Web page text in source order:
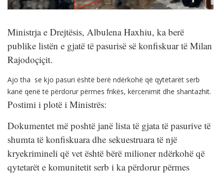
Ministrja e Drejtësis, Albulena Haxhiu, ka berë
publike listën e gjatë të pasurisë së konfiskuar të Milan
Rajodoçiçit.
Ajo tha se kjo pasuri është berë ndërkohë që qytetarët serb
kanë qenë të përdorur përmes frikës, kërcenimit dhe shantazhit.
Postimi i plotë i Ministrës:
Dokumentet më poshtë janë lista të gjata të pasurive të
shumta të konfiskuara dhe sekuestruara të një
kryekrimineli që vet është bërë milioner ndërkohë që
qytetarët e komunitetit serb i ka përdorur përmes